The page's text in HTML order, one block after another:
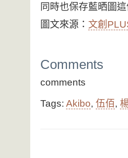
同時也保存藍晒圖
圖文來源： 文創
Comments
comments
Tags: Akibo, 伍佰,